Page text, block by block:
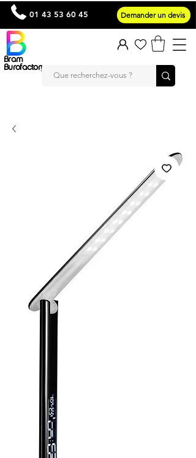
Bram
Burofactory
01 43 53 60 45 Demander un devis